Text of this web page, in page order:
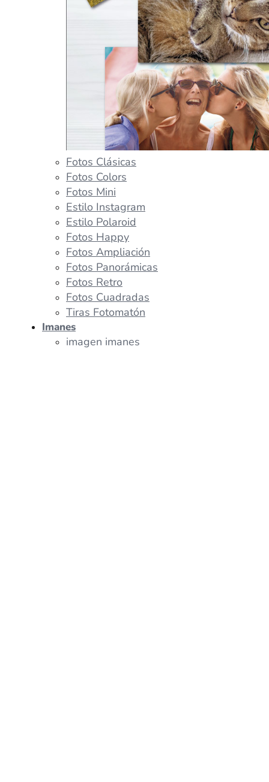
Fotos Clásicas
Fotos Colors
Fotos Mini
Estilo Instagram
Estilo Polaroid
Fotos Happy
Fotos Ampliación
Fotos Panorámicas
Fotos Retro
Fotos Cuadradas
Tiras Fotomatón
Imanes
imagen imanes